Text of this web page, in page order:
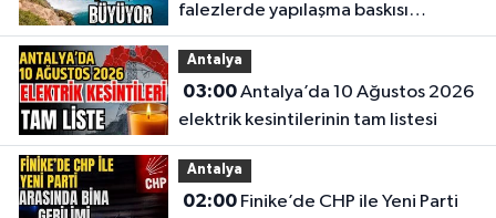
falezlerde yapılaşma baskısı
büyüyor
Antalya
03:00Antalya’da 10 Ağustos 2026
elektrik kesintilerinin tam listesi
Antalya
02:00Finike’de CHP ile Yeni Parti